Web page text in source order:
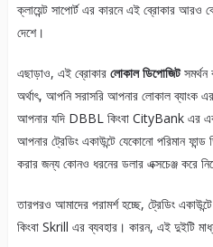
ক্লায়েন্ট সাপোর্ট এর কারনে এই ব্রোকার আরও
দেশে।
এছাড়াও, এই ব্রোকার লোকাল ডিপোজিটসমর্থন
অর্থাৎ, আপনি সরাসরি আপনার লোকাল ব্যাংক
আপনার যদি DBBL কিংবা CityBank এর
আপনার ট্রেডিং একাউন্টে যেকোনো পরিমান
করার জন্য কোনও ধরনের ডলার এক্সচেঞ্জ করে
তারপরও আমাদের পরামর্শ হচ্ছে, ট্রেডিং
কিংবা Skrill এর ব্যবহার। কারন, এই দুইটি